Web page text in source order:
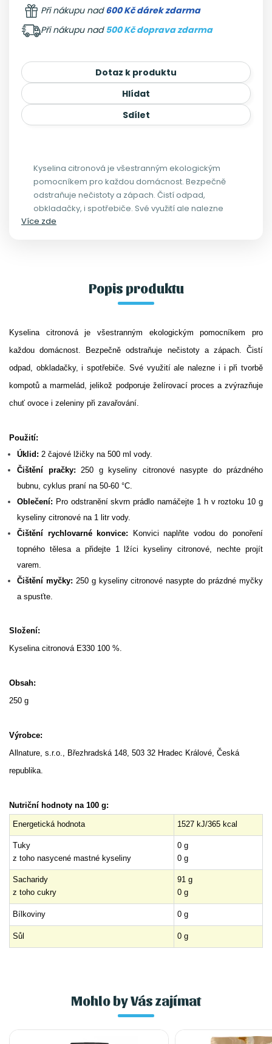
Při nákupu nad600 Kč dárek zdarma
Při nákupu nad 500 Kč doprava zdarma
Dotaz k produktu
Hlídat
Sdílet
Kyselina citronová je všestranným ekologickým
pomocníkem pro každou domácnost. Bezpečně
odstraňuje nečistoty a zápach. Čistí odpad,
obkladačky, i spotřebiče. Své využití ale nalezne
i i při tvorbě kompotů a marmelád, jelikož
Více zde
Popis produktu
Kyselina citronová je všestranným ekologickým pomocníkem pro
každou domácnost. Bezpečně odstraňuje nečistoty a zápach. Čistí
odpad, obkladačky, i spotřebiče. Své využití ale nalezne i ipři tvorbě
kompotů a marmelád, jelikož podporuje želírovací proces a zvýrazňuje
chuť ovoce i zeleniny při zavařování.
Použití:
Úklid: 2 čajové lžičky na 500 ml vody.
Čištění pračky: 250 g kyseliny citronové nasypte do prázdného
bubnu, cyklus praní na 50-60 °C.
Oblečení: Pro odstranění skvrn prádlo namáčejte 1 h v roztoku 10 g
kyseliny citronové na 1 litr vody.
Čištění rychlovarné konvice: Konvici naplňte vodou do ponoření
topného tělesa a přidejte 1 lžíci kyseliny citronové, nechte projít
varem.
Čištění myčky: 250 g kyseliny citronové nasypte do prázdné myčky
a spusťte.
Složení:
Kyselina citronová E330 100 %.
Obsah:
250 g
Výrobce:
Allnature, s.r.o., Březhradská 148, 503 32 Hradec Králové, Česká
republika.
Nutriční hodnoty na 100 g:
Energetická hodnota 1527 kJ/365 kcal
Tuky
z toho nasycené mastné kyseliny
0 g
0 g
Sacharidy
z toho cukry
91 g
0 g
Bílkoviny 0 g
Sůl 0 g
Mohlo by Vás zajímat